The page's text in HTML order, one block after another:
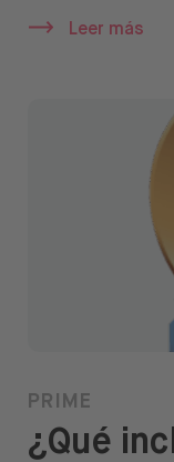
Leer más
PRIME
¿Qué